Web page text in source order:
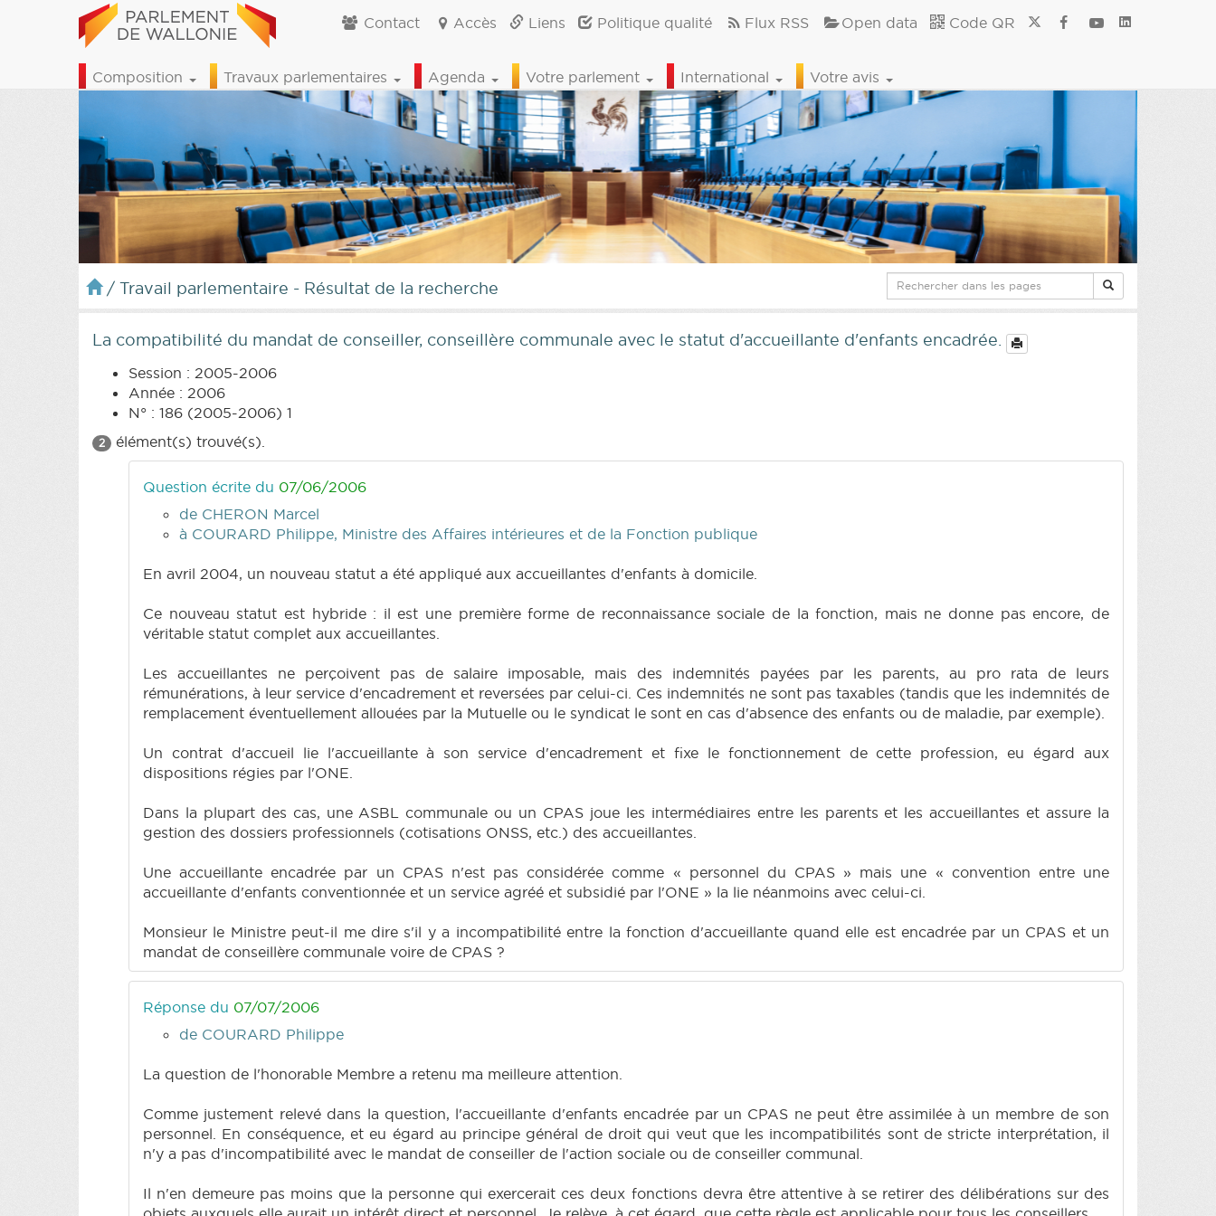
Contact Accès Liens Politique qualité Flux RSS Open data Code QR
Composition Travaux parlementaires Agenda Votre parlement International Votre avis
/ Travail parlementaire - Résultat de la recherche
La compatibilité du mandat de conseiller, conseillère communale avec le statut d'accueillante d'enfants encadrée.
Session : 2005-2006
Année : 2006
N° : 186 (2005-2006) 1
2 élément(s) trouvé(s).
Question écrite du 07/06/2006
de CHERON Marcel
à COURARD Philippe, Ministre des Affaires intérieures et de la Fonction publique
En avril 2004, un nouveau statut a été appliqué aux accueillantes d'enfants à domicile.
Ce nouveau statut est hybride : il est une première forme de reconnaissance sociale de la fonction, mais ne donne pas encore, de
véritable statut complet aux accueillantes.
Les accueillantes ne perçoivent pas de salaire imposable, mais des indemnités payées par les parents, au pro rata de leurs
rémunérations, à leur service d'encadrement et reversées par celui-ci. Ces indemnités ne sont pas taxables (tandis que les indemnités de
remplacement éventuellement allouées par la Mutuelle ou le syndicat le sont en cas d'absence des enfants ou de maladie, par exemple).
Un contrat d'accueil lie l'accueillante à son service d'encadrement et fixe le fonctionnement de cette profession, eu égard aux
dispositions régies par l'ONE.
Dans la plupart des cas, une ASBL communale ou un CPAS joue les intermédiaires entre les parents et les accueillantes et assure la
gestion des dossiers professionnels (cotisations ONSS, etc.) des accueillantes.
Une accueillante encadrée par un CPAS n'est pas considérée comme « personnel du CPAS » mais une « convention entre une
accueillante d'enfants conventionnée et un service agréé et subsidié par l'ONE » la lie néanmoins avec celui-ci.
Monsieur le Ministre peut-il me dire s'il y a incompatibilité entre la fonction d'accueillante quand elle est encadrée par un CPAS et un
mandat de conseillère communale voire de CPAS ?
Réponse du 07/07/2006
de COURARD Philippe
La question de l'honorable Membre a retenu ma meilleure attention.
Comme justement relevé dans la question, l'accueillante d'enfants encadrée par un CPAS ne peut être assimilée à un membre de son
personnel. En conséquence, et eu égard au principe général de droit qui veut que les incompatibilités sont de stricte interprétation, il
n'y a pas d'incompatibilité avec le mandat de conseiller de l'action sociale ou de conseiller communal.
Il n'en demeure pas moins que la personne qui exercerait ces deux fonctions devra être attentive à se retirer des délibérations sur des